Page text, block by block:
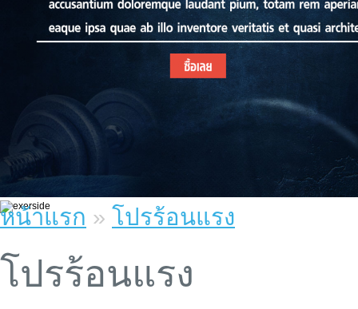
หน้าแรก » โปรร้อนแรง
โปรร้อนแรง